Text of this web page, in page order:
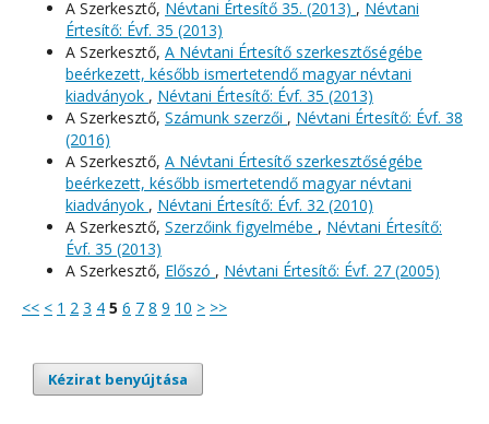
A Szerkesztő, Névtani Értesítő 35. (2013) , Névtani
Értesítő: Évf. 35 (2013)
A Szerkesztő, A Névtani Értesítő szerkesztőségébe
beérkezett, később ismertetendő magyar névtani
kiadványok , Névtani Értesítő: Évf. 35 (2013)
A Szerkesztő, Számunk szerzői , Névtani Értesítő: Évf. 38
(2016)
A Szerkesztő, A Névtani Értesítő szerkesztőségébe
beérkezett, később ismertetendő magyar névtani
kiadványok , Névtani Értesítő: Évf. 32 (2010)
A Szerkesztő, Szerzőink figyelmébe , Névtani Értesítő:
Évf. 35 (2013)
A Szerkesztő, Előszó , Névtani Értesítő: Évf. 27 (2005)
<< < 1 2 3 4 5 6 7 8 9 10 > >>
Kézirat benyújtása